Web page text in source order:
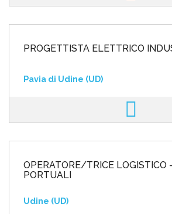
PROGETTISTA ELETTRICO
Pavia di Udine (UD)
OPERATORE/TRICE LOGISTICO
PORTUALI
Udine (UD)